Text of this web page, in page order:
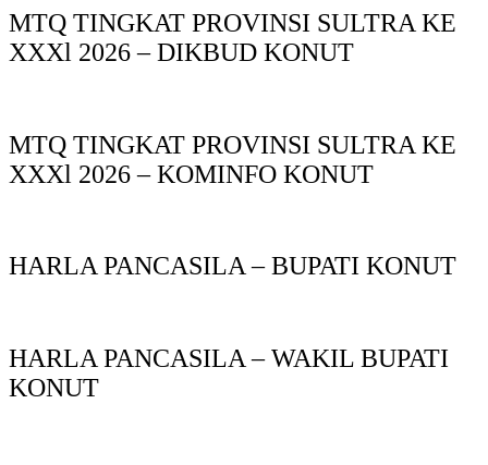
MTQ TINGKAT PROVINSI SULTRA KE
XXXl 2026 – DIKBUD KONUT
MTQ TINGKAT PROVINSI SULTRA KE
XXXl 2026 – KOMINFO KONUT
HARLA PANCASILA – BUPATI KONUT
HARLA PANCASILA – WAKIL BUPATI
KONUT